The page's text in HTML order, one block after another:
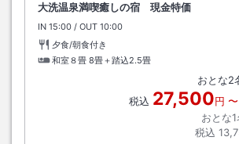
大洗温泉満喫癒しの宿 現金特価
IN チェックイン
15:00 / OUT チェックアウト
10:00
夕食/朝食付き
和室８畳 8畳＋踏込2.5畳
おとな2
税込 27,500円 〜
おとな
税込